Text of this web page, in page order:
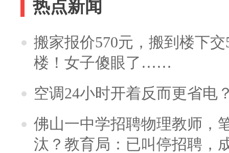
热点新闻
搬家报价570元，搬到楼下
楼！女子傻眼了……
空调24小时开着反而更省电
佛山一中学招聘物理教师，
汰？教育局：已叫停招聘，